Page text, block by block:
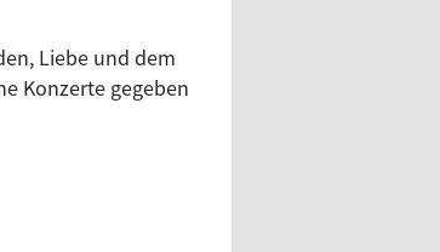
Liebe und dem
Konzerte gegeben